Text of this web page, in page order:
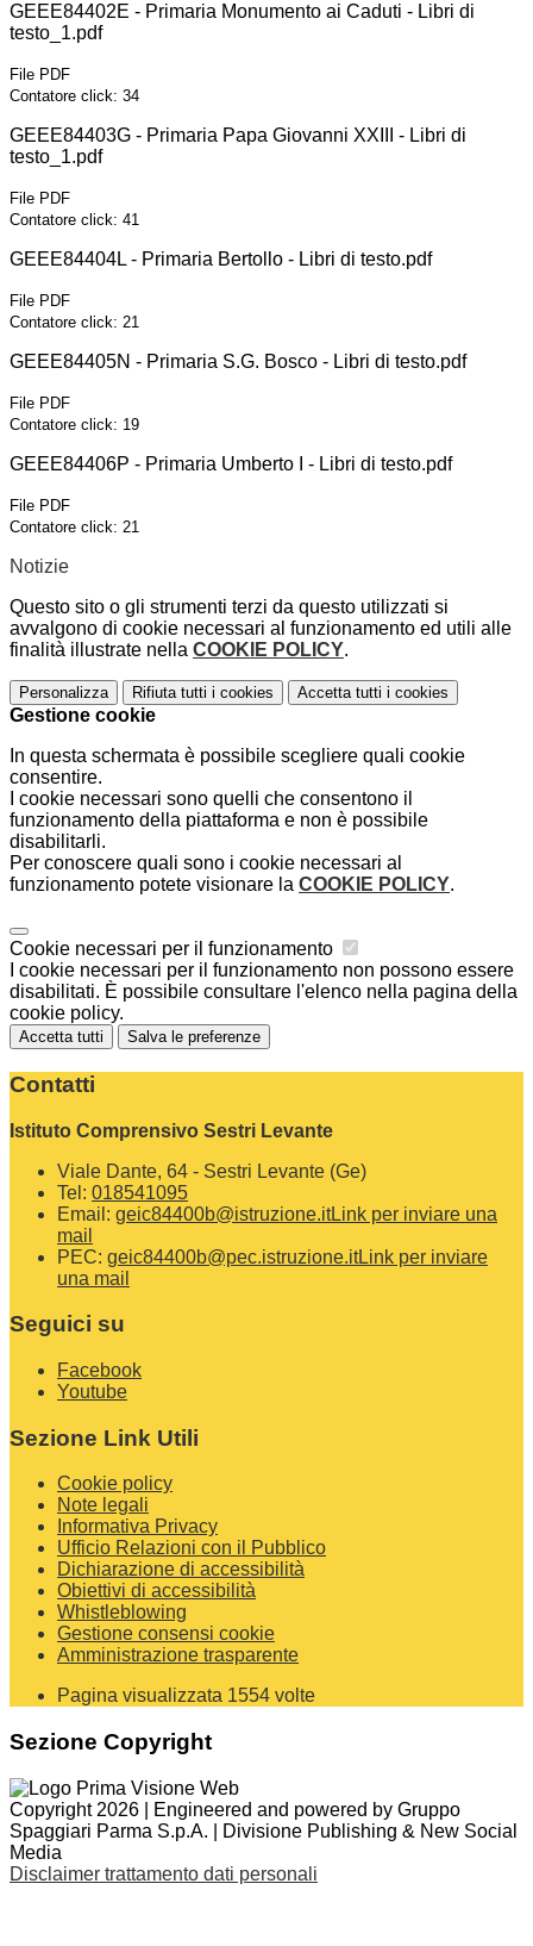
GEEE84402E - Primaria Monumento ai Caduti - Libri di
testo_1.pdf
File PDF
Contatore click: 34
GEEE84403G - Primaria Papa Giovanni XXIII - Libri di
testo_1.pdf
File PDF
Contatore click: 41
GEEE84404L - Primaria Bertollo - Libri di testo.pdf
File PDF
Contatore click: 21
GEEE84405N - Primaria S.G. Bosco - Libri di testo.pdf
File PDF
Contatore click: 19
GEEE84406P - Primaria Umberto I - Libri di testo.pdf
File PDF
Contatore click: 21
Notizie
Questo sito o gli strumenti terzi da questo utilizzati si
avvalgono di cookie necessari al funzionamento ed utili alle
finalità illustrate nella COOKIE POLICY.
Personalizza Rifiuta tutti i cookies Accetta tutti i cookies
Gestione cookie
In questa schermata è possibile scegliere quali cookie
consentire.
I cookie necessari sono quelli che consentono il
funzionamento della piattaforma e non è possibile
disabilitarli.
Per conoscere quali sono i cookie necessari al
funzionamento potete visionare la COOKIE POLICY.
Cookie necessari per il funzionamento
I cookie necessari per il funzionamento non possono essere
disabilitati. È possibile consultare l'elenco nella pagina della
cookie policy.
Accetta tutti Salva le preferenze
Contatti
Istituto Comprensivo Sestri Levante
Viale Dante, 64 - Sestri Levante (Ge)
Tel: 018541095
Email: geic84400b@istruzione.itLink per inviare una
mail
PEC: geic84400b@pec.istruzione.itLink per inviare
una mail
Seguici su
Facebook
Youtube
Sezione Link Utili
Cookie policy
Note legali
Informativa Privacy
Ufficio Relazioni con il Pubblico
Dichiarazione di accessibilità
Obiettivi di accessibilità
Whistleblowing
Gestione consensi cookie
Amministrazione trasparente
Pagina visualizzata 1554 volte
Sezione Copyright
Copyright 2026 | Engineered and powered by Gruppo
Spaggiari Parma S.p.A. | Divisione Publishing & New Social
Media
Disclaimer trattamento dati personali